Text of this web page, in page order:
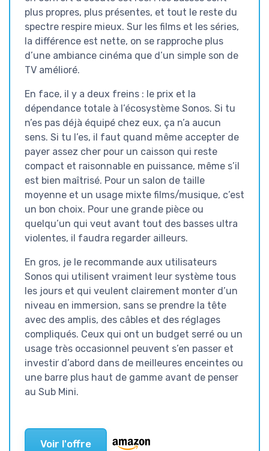
plus propres, plus présentes, et tout le reste du
spectre respire mieux. Sur les films et les séries,
la différence est nette, on se rapproche plus
d’une ambiance cinéma que d’un simple son de
TV amélioré.
En face, il y a deux freins : le prix et la
dépendance totale à l’écosystème Sonos. Si tu
n’es pas déjà équipé chez eux, ça n’a aucun
sens. Si tu l’es, il faut quand même accepter de
payer assez cher pour un caisson qui reste
compact et raisonnable en puissance, même s’il
est bien maîtrisé. Pour un salon de taille
moyenne et un usage mixte films/musique, c’est
un bon choix. Pour une grande pièce ou
quelqu’un qui veut avant tout des basses ultra
violentes, il faudra regarder ailleurs.
En gros, je le recommande aux utilisateurs
Sonos qui utilisent vraiment leur système tous
les jours et qui veulent clairement monter d’un
niveau en immersion, sans se prendre la tête
avec des amplis, des câbles et des réglages
compliqués. Ceux qui ont un budget serré ou un
usage très occasionnel peuvent s’en passer et
investir d’abord dans de meilleures enceintes ou
une barre plus haut de gamme avant de penser
au Sub Mini.
Voir l'offre